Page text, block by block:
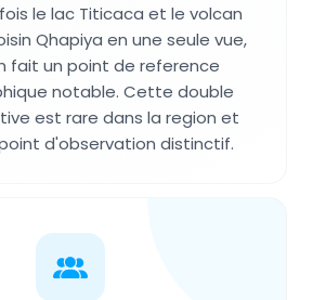
le lac Titicaca et le volcan
Qhapiya en une seule vue,
fait un point de reference
notable. Cette double
est rare dans la region et
d'observation distinctif.